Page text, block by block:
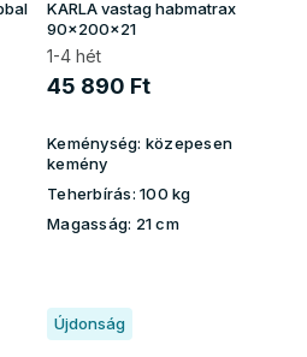
KARLA vastag habmatrax
90x200x21
1-4 hét
45 890 Ft
Keménység: közepesen
kemény
Teherbírás: 100 kg
Magasság: 21 cm
Újdonság